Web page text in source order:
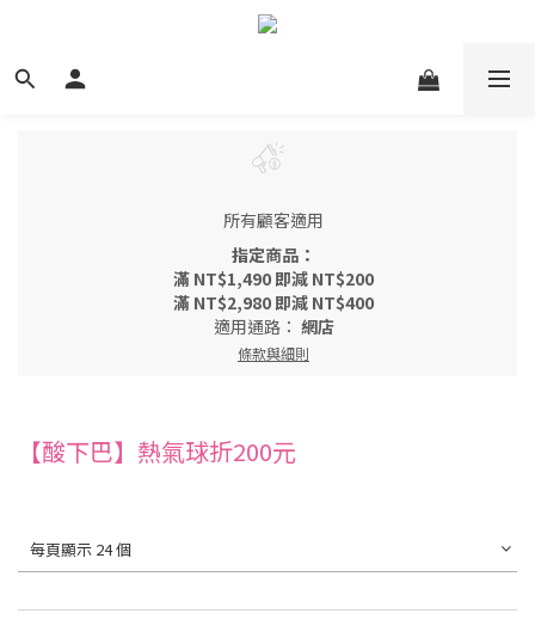
所有顧客適用
指定商品：
滿 NT$1,490 即減 NT$200
滿 NT$2,980 即減 NT$400
適用通路： 網店
條款與細則
【酸下巴】熱氣球折200元
每頁顯示 24 個